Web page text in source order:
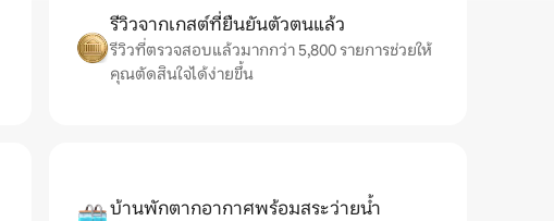
รีวิวจากเกสต์ที่ยืนยันตัวตนแล้ว
รีวิวที่ตรวจสอบแล้วมากกว่า 5,800 รายการช่วยให้
คุณตัดสินใจได้ง่ายขึ้น
บ้านพักตากอากาศพร้อมสระว่ายน้ำ